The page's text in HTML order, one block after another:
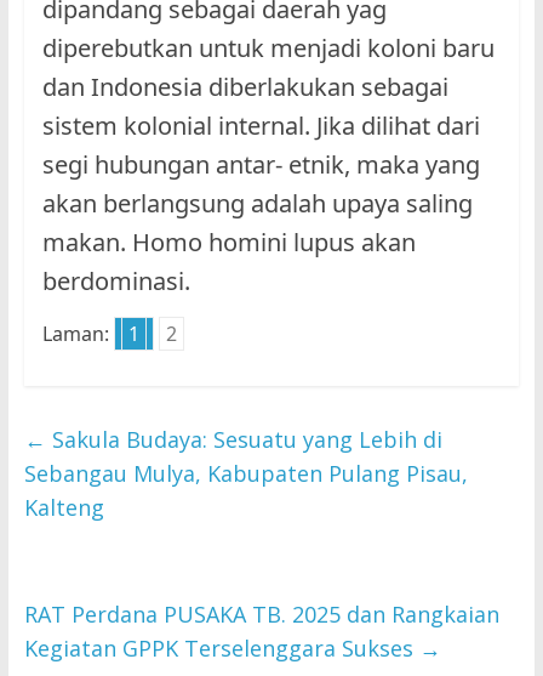
dipandang sebagai daerah yag
diperebutkan untuk menjadi koloni baru
dan Indonesia diberlakukan sebagai
sistem kolonial internal. Jika dilihat dari
segi hubungan antar- etnik, maka yang
akan berlangsung adalah upaya saling
makan. Homo homini lupus akan
berdominasi.
Laman: 1 2
← Sakula Budaya: Sesuatu yang Lebih di
Sebangau Mulya, Kabupaten Pulang Pisau,
Kalteng
RAT Perdana PUSAKA TB. 2025 dan Rangkaian
Kegiatan GPPK Terselenggara Sukses →